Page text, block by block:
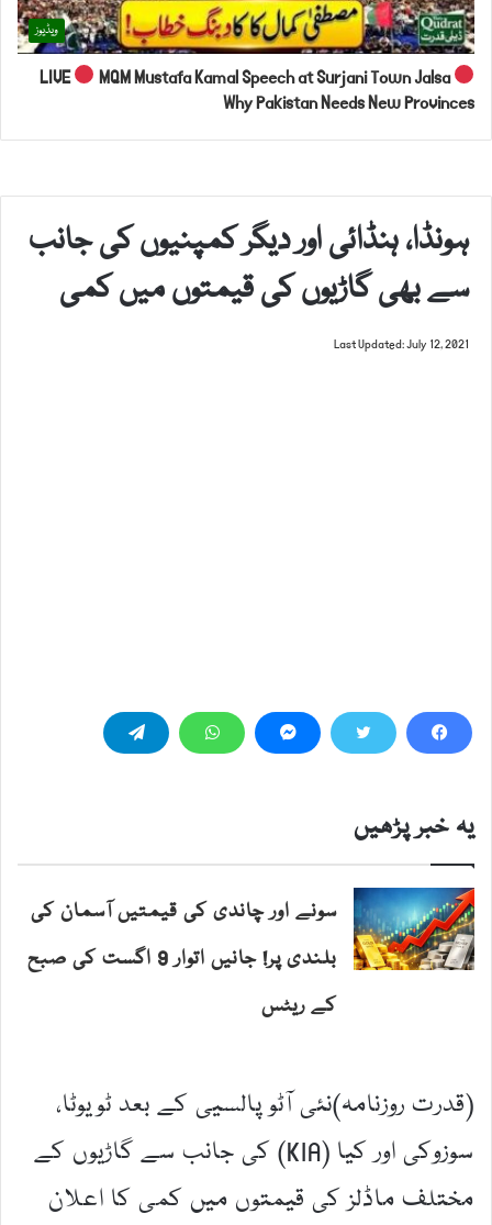
ویڈیوز
LIVE
MQM Mustafa Kamal Speech at Surjani Town Jalsa
Why Pakistan Needs New Provinces